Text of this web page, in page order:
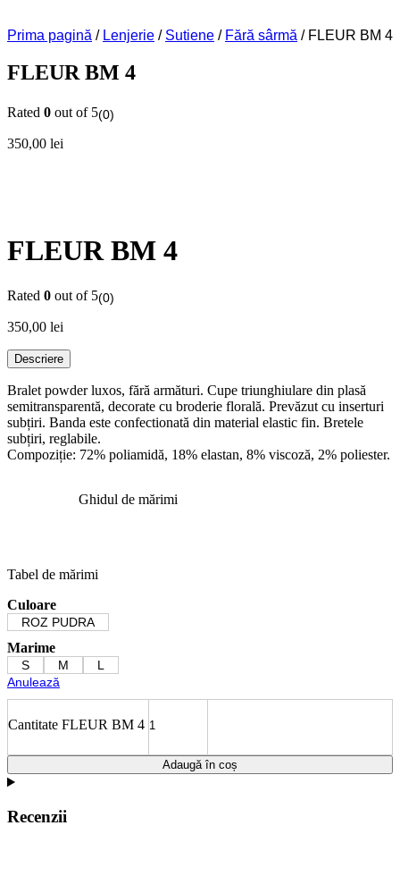
Prima pagină / Lenjerie / Sutiene / Fără sârmă / FLEUR BM 4
FLEUR BM 4
Rated 0 out of 5(0)
350,00 lei
FLEUR BM 4
Rated 0 out of 5(0)
350,00 lei
Descriere
Bralet powder luxos, fără armături. Cupe triunghiulare din plasă
semitransparentă, decorate cu broderie florală. Prevăzut cu inserturi
subțiri. Banda este confectionată din material elastic fin. Bretele
subțiri, reglabile.
Compoziție: 72% poliamidă, 18% elastan, 8% viscoză, 2% poliester.
Ghidul de mărimi
Tabel de mărimi
Culoare
ROZ PUDRA
Marime
S M
L
Anulează
Cantitate FLEUR BM 4
Adaugă în coș
Recenzii